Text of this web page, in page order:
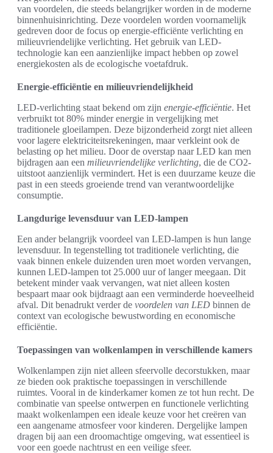
van voordelen, die steeds belangrijker worden in de moderne
binnenhuisinrichting. Deze voordelen worden voornamelijk
gedreven door de focus op energie-efficiënte verlichting en
milieuvriendelijke verlichting. Het gebruik van LED-
technologie kan een aanzienlijke impact hebben op zowel
energiekosten als de ecologische voetafdruk.
Energie-efficiëntie en milieuvriendelijkheid
LED-verlichting staat bekend om zijn energie-efficiëntie. Het
verbruikt tot 80% minder energie in vergelijking met
traditionele gloeilampen. Deze bijzonderheid zorgt niet alleen
voor lagere elektriciteitsrekeningen, maar verkleint ook de
belasting op het milieu. Door de overstap naar LED kan men
bijdragen aan een milieuvriendelijke verlichting, die de CO2-
uitstoot aanzienlijk vermindert. Het is een duurzame keuze die
past in een steeds groeiende trend van verantwoordelijke
consumptie.
Langdurige levensduur van LED-lampen
Een ander belangrijk voordeel van LED-lampen is hun lange
levensduur. In tegenstelling tot traditionele verlichting, die
vaak binnen enkele duizenden uren moet worden vervangen,
kunnen LED-lampen tot 25.000 uur of langer meegaan. Dit
betekent minder vaak vervangen, wat niet alleen kosten
bespaart maar ook bijdraagt aan een verminderde hoeveelheid
afval. Dit benadrukt verder de voordelen van LED binnen de
context van ecologische bewustwording en economische
efficiëntie.
Toepassingen van wolkenlampen in verschillende kamers
Wolkenlampen zijn niet alleen sfeervolle decorstukken, maar
ze bieden ook praktische toepassingen in verschillende
ruimtes. Vooral in de kinderkamer komen ze tot hun recht. De
combinatie van speelse ontwerpen en functionele verlichting
maakt wolkenlampen een ideale keuze voor het creëren van
een aangename atmosfeer voor kinderen. Dergelijke lampen
dragen bij aan een droomachtige omgeving, wat essentieel is
voor een goede nachtrust en een veilige sfeer.